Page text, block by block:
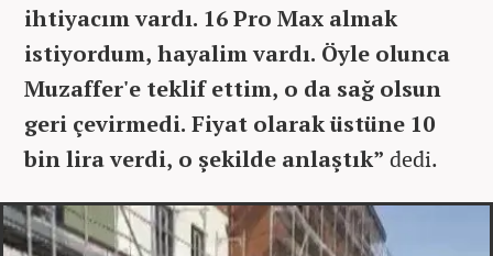
ihtiyacım vardı. 16 Pro Max almak
istiyordum, hayalim vardı. Öyle olunca
Muzaffer'e teklif ettim, o da sağ olsun
geri çevirmedi. Fiyat olarak üstüne 10
bin lira verdi, o şekilde anlaştık” dedi.